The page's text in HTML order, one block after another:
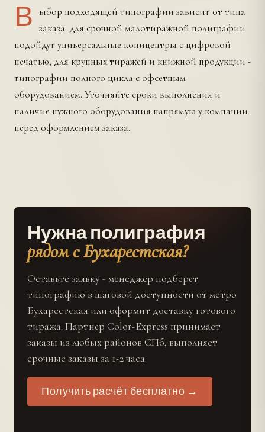
В
ыбор подходящей типографии зависит от типа
заказа: для срочной малотиражной полиграфии
подойдут универсальные копицентры с цифровой
печатью, для крупных тиражей и книжной продукции -
типографии полного цикла с офсетным
оборудованием. Уточняйте сроки выполнения и
наличие нужного оборудования напрямую у компании
перед оформлением заказа.
Нужна полиграфия
рядом с Бухарестская?
Оставьте заявку - менеджер подберёт
типографию в шаговой доступности от метро
Бухарестская или оформит доставку готового
тиража. Партнёр Color-Express принимает
заказы из любых районов СПб, выполняет
срочные заказы за 1-2 часа.
Получить расчёт бесплатно →